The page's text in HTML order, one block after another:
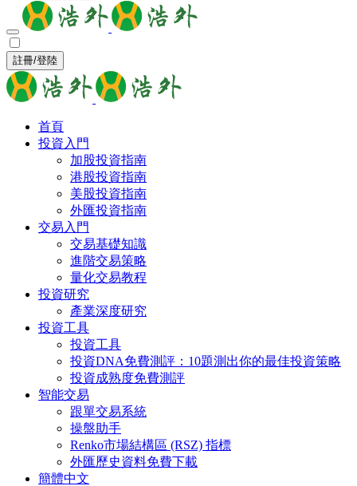
註冊/登陸
首頁
投資入門
加股投資指南
港股投資指南
美股投資指南
外匯投資指南
交易入門
交易基礎知識
進階交易策略
量化交易教程
投資研究
產業深度研究
投資工具
投資工具
投資DNA免費測評：10題測出你的最佳投資策略
投資成熟度免費測評
智能交易
跟單交易系統
操盤助手
Renko市場結構區 (RSZ) 指標
外匯歷史資料免費下載
簡體中文